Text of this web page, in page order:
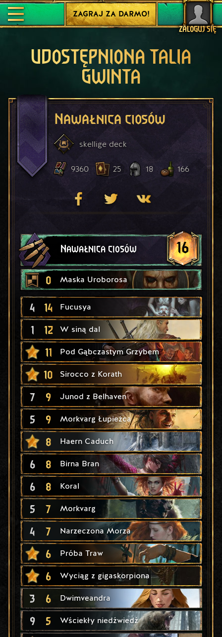
ZALOGUJ SIĘ
ZAGRAJ ZA DARMO!
UDOSTĘPNIONA TALIA
GWINTA
Nawałnica ciosów
skellige deck
9360 25 18 166
Nawałnica ciosów 16
0 Maska Uroborosa
4 14 Fucusya
1 12 W siną dal
11 Pod Gąbczastym Grzybem
10 Sirocco z Korath
7 9 Junod z Belhaven
5 9 Morkvarg Łupieżca
8 Haern Caduch
6 8 Birna Bran
6 8 Koral
5 7 Morkvarg
4 7 Narzeczona Morza
6 Próba Traw
6 Wyciąg z gigaskorpiona
3 6 Dwimveandra
9 5 Wściekły niedźwiedź